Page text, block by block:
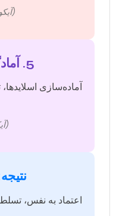
5. آمادگی برای دفاع
آماده‌سازی
اعتماد به نفس،